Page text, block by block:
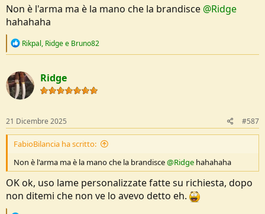
Non è l'arma ma è la mano che la brandisce @Ridge
hahahaha
R
c
t
i
o
s
:
Rikpal, Ridgee Bruno82
Ridge
21 Dicembre 2025 #587
FabioBilancia ha scritto:
Non è l'arma ma è la mano che la brandisce@Ridge hahahaha
OK ok, uso lame personalizzate fatte su richiesta, dopo
non ditemi che non ve lo avevo detto eh.